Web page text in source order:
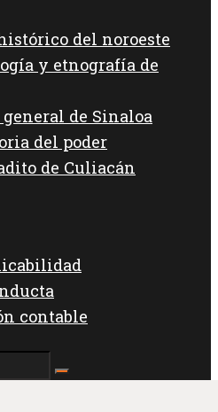
del noroeste
y etnografía de
de Sinaloa
del poder
de Culiacán
contable